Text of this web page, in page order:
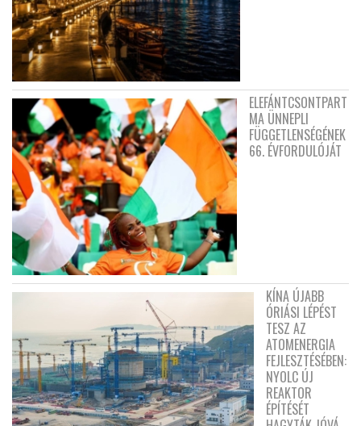
ELEFÁNTCSONTPART
MA ÜNNEPLI
FÜGGETLENSÉGÉNEK
66. ÉVFORDULÓJÁT
KÍNA ÚJABB
ÓRIÁSI LÉPÉST
TESZ AZ
ATOMENERGIA
FEJLESZTÉSÉBEN:
NYOLC ÚJ
REAKTOR
ÉPÍTÉSÉT